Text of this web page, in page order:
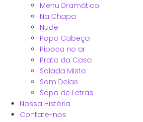
Menu Dramático
Na Chapa
Nude
Papo Cabeça
Pipoca no ar
Prato da Casa
Salada Mista
Som Delas
Sopa de Letras
Nossa História
Contate-nos